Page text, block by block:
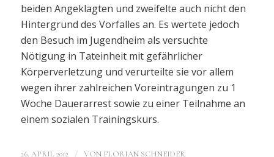
beiden Angeklagten und zweifelte auch nicht den
Hintergrund des Vorfalles an. Es wertete jedoch
den Besuch im Jugendheim als versuchte
Nötigung in Tateinheit mit gefährlicher
Körperverletzung und verurteilte sie vor allem
wegen ihrer zahlreichen Voreintragungen zu 1
Woche Dauerarrest sowie zu einer Teilnahme an
einem sozialen Trainingskurs.
26. APRIL 2012 / VON FLORIAN SCHNEIDER